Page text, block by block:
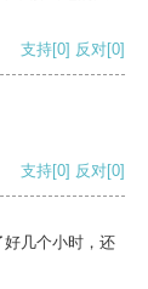
支持[0] 反对[0]
支持[0] 反对[0]
几个小时，还